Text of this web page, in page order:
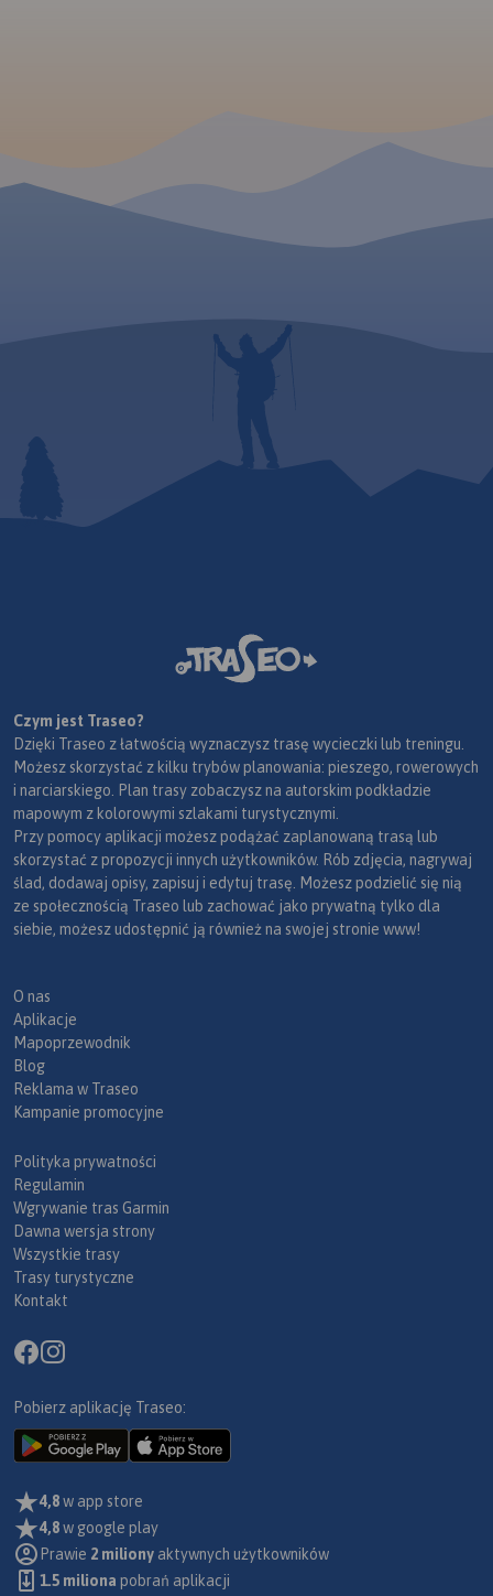
Czym jest Traseo?
Dzięki Traseo z łatwością wyznaczysz trasę wycieczki lub treningu.
Możesz skorzystać z kilku trybów planowania: pieszego, rowerowych
i narciarskiego. Plan trasy zobaczysz na autorskim podkładzie
mapowym z kolorowymi szlakami turystycznymi.
Przy pomocy aplikacji możesz podążać zaplanowaną trasą lub
skorzystać z propozycji innych użytkowników. Rób zdjęcia, nagrywaj
ślad, dodawaj opisy, zapisuj i edytuj trasę. Możesz podzielić się nią
ze społecznością Traseo lub zachować jako prywatną tylko dla
siebie, możesz udostępnić ją również na swojej stronie www!
O nas
Aplikacje
Mapoprzewodnik
Blog
Reklama w Traseo
Kampanie promocyjne
Polityka prywatności
Regulamin
Wgrywanie tras Garmin
Dawna wersja strony
Wszystkie trasy
Trasy turystyczne
Kontakt
Pobierz aplikację Traseo:
4,8w app store
4,8w google play
Prawie 2 miliony aktywnych użytkowników
1.5 miliona pobrań aplikacji